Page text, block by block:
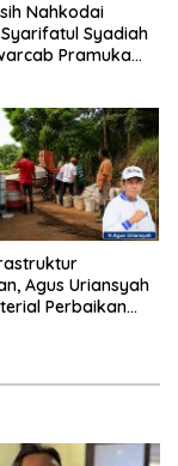
Nahkodai
Syadiah
Pramuka
Agus Uriansyah
Perbaikan